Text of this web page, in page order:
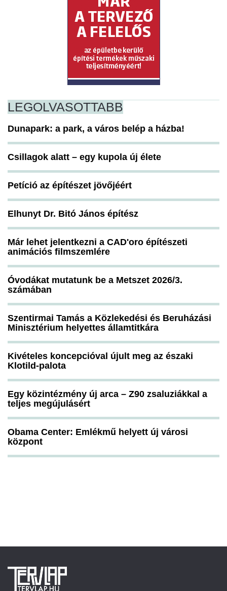
LEGOLVASOTTABB
Dunapark: a park, a város belép a házba!
Csillagok alatt – egy kupola új élete
Petíció az építészet jövőjéért
Elhunyt Dr. Bitó János építész
Már lehet jelentkezni a CAD'oro építészeti
animációs filmszemlére
Óvodákat mutatunk be a Metszet 2026/3.
számában
Szentirmai Tamás a Közlekedési és Beruházási
Minisztérium helyettes államtitkára
Kivételes koncepcióval újult meg az északi
Klotild-palota
Egy közintézmény új arca – Z90 zsaluziákkal a
teljes megújulásért
Obama Center: Emlékmű helyett új városi
központ